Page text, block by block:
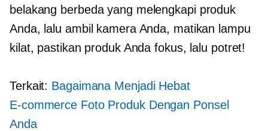
belakang berbeda yang melengkapi produk
Anda, lalu ambil kamera Anda, matikan lampu
kilat, pastikan produk Anda fokus, lalu potret!
Terkait: Bagaimana Menjadi Hebat
E-commerce Foto Produk Dengan Ponsel
Anda